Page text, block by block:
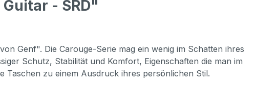
- SRD"
Genf". Die Carouge-Serie mag ein wenig im Schatten ihres
Schutz, Stabilität und Komfort, Eigenschaften die man im
Taschen zu einem Ausdruck ihres persönlichen Stil.